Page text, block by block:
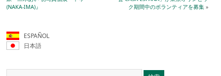
(NAKA-IMA)』
ク期間中のボランティアを募集»
ESPAÑOL
日本語